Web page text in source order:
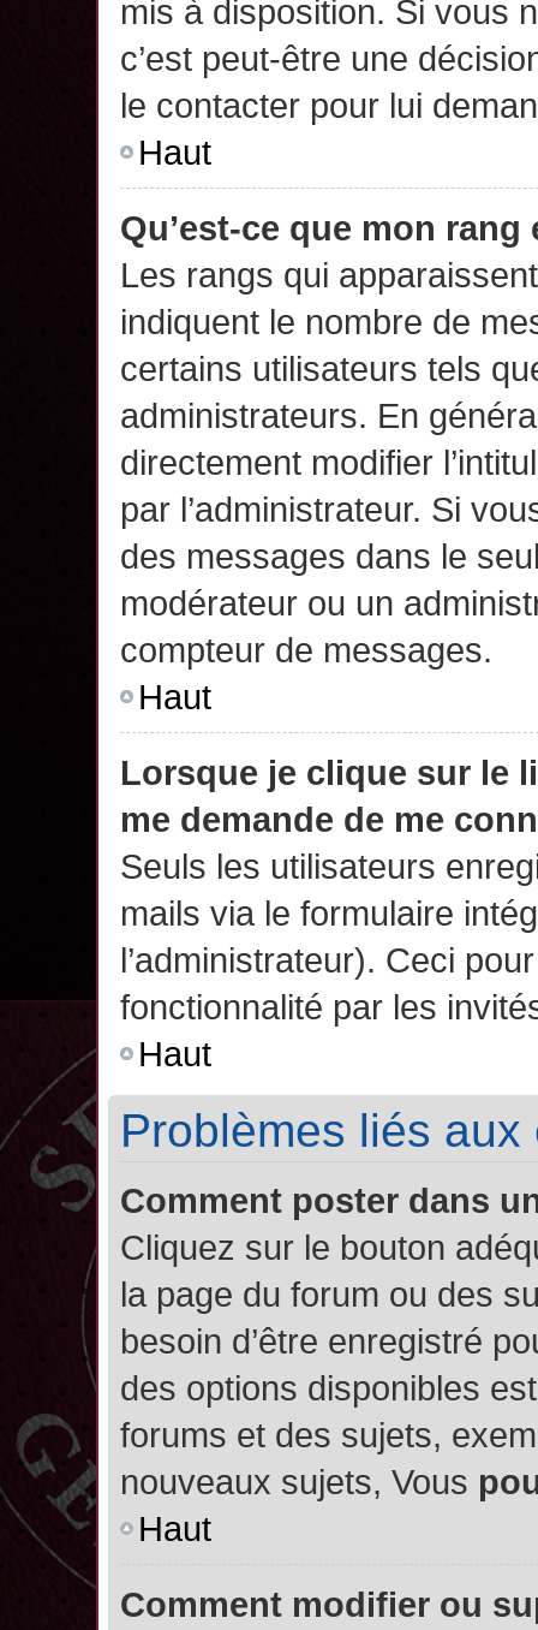
mis à disposition. Si vous
c’est peut-être une
le contacter pour lui
Haut
Qu’est-ce que mon
Les rangs qui
indiquent le nombre de
certains utilisateurs tels
administrateurs. En
directement modifier
par l’administrateur. Si
des messages dans le
modérateur ou un
compteur de messages.
Haut
Lorsque je clique sur le
me demande de me
Seuls les utilisateurs
mails via le formulaire
l’administrateur). Ceci
fonctionnalité par les
Haut
Problèmes liés
Comment poster dans
Cliquez sur le bouton
la page du forum ou des
besoin d’être enregistré
des options disponibles
forums et des sujets,
nouveaux sujets, Vous
Haut
Comment modifier ou